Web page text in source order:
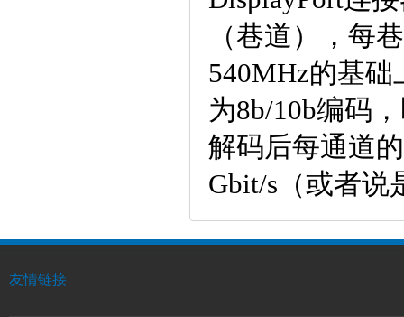
（巷道），每
540MHz的基础
为8b/10b编码
解码后每通道
Gbit/s（或者说
友情链接